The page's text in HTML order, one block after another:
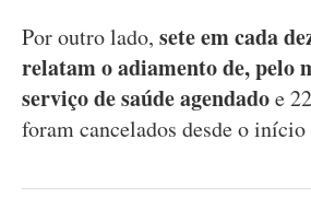
Por outro lado, sete em cada
relatam o adiamento de, pelo
serviço de saúde agendadoe
foram cancelados desde o início